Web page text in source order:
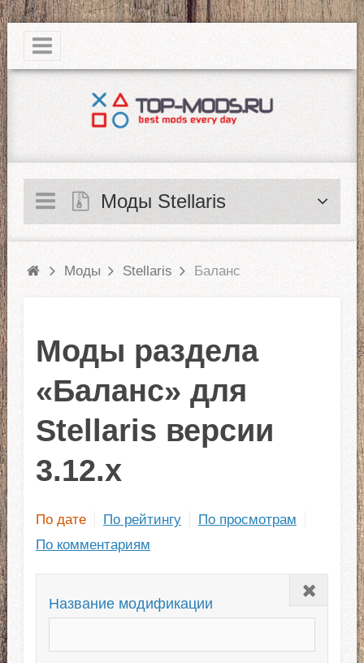
|
Моды Stellaris
Моды Stellaris Баланс
Моды раздела
«Баланс» для
Stellaris версии
3.12.x
По дате По рейтингу
По просмотрам
По комментариям
Закрыть
Название модификации